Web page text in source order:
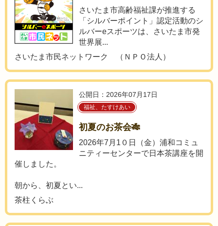
さいたま市高齢福祉課が推進する
「シルバーポイント」認定活動のシ
ルバーeスポーツは、さいたま市発
世界展...
さいたま市民ネットワーク （ＮＰＯ法人）
公開日：2026年07月17日
福祉、たすけあい
初夏のお茶会🎋
2026年7月1０日（金）浦和コミュ
ニティーセンターで日本茶講座を開
催しました。
朝から、初夏とい...
茶柱くらぶ